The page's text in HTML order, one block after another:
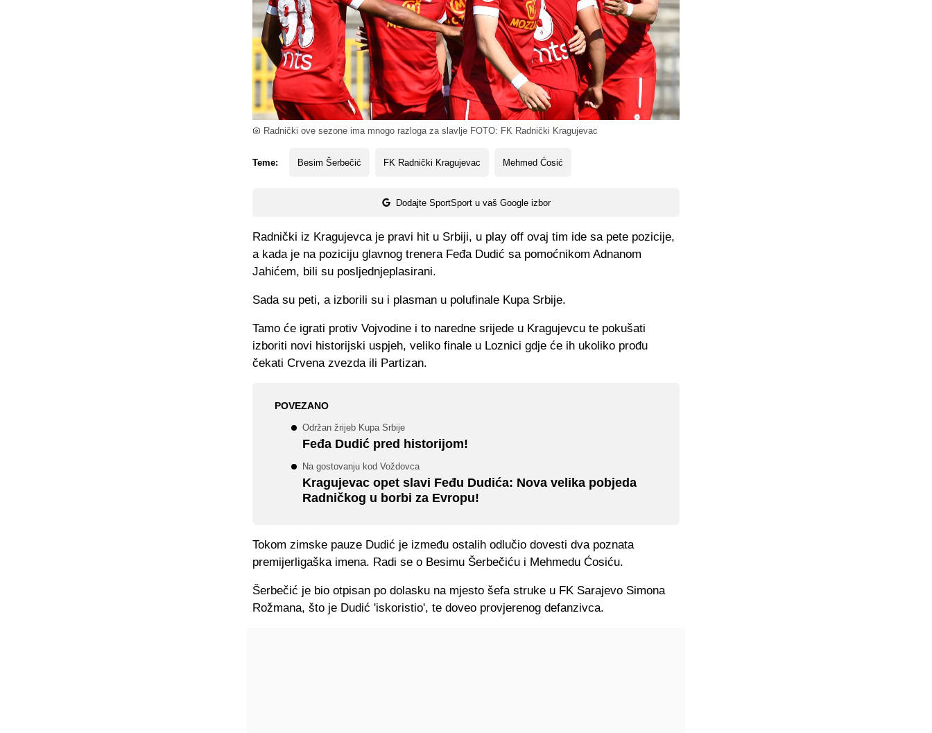
Radnički ove sezone ima mnogo razloga za slavlje FOTO: FK Radnički Kragujevac
Teme: Besim Šerbečić FK Radnički Kragujevac Mehmed Ćosić
Dodajte SportSport u vaš Google izbor
Radnički iz Kragujevca je pravi hit u Srbiji, u play off ovaj tim ide sa pete pozicije,
a kada je na poziciju glavnog trenera Feđa Dudić sa pomoćnikom Adnanom
Jahićem, bili su posljednjeplasirani.
Sada su peti, a izborili su i plasman u polufinale Kupa Srbije.
Tamo će igrati protiv Vojvodine i to naredne srijede u Kragujevcu te pokušati
izboriti novi historijski uspjeh, veliko finale u Loznici gdje će ih ukoliko prođu
čekati Crvena zvezda ili Partizan.
POVEZANO
Održan žrijeb Kupa Srbije
Feđa Dudić pred historijom!
Na gostovanju kod Voždovca
Kragujevac opet slavi Feđu Dudića: Nova velika pobjeda
Radničkog u borbi za Evropu!
Tokom zimske pauze Dudić je između ostalih odlučio dovesti dva poznata
premijerligaška imena. Radi se o Besimu Šerbečiću i Mehmedu Ćosiću.
Šerbečić je bio otpisan po dolasku na mjesto šefa struke u FK Sarajevo Simona
Rožmana, što je Dudić 'iskoristio', te doveo provjerenog defanzivca.